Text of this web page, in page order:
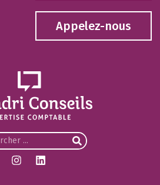
Appelez-nous